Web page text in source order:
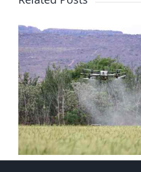
สอบใบอนุญาตบิ
ขั้นตอน ค่าใช้จ่า
ยม